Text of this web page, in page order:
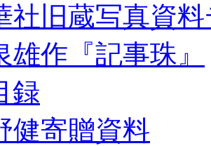
社旧蔵写真資
雄作『記事珠』
録
健寄贈資料